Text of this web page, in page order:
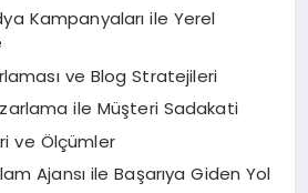
Kampanyaları ile Yerel
ve Blog Stratejileri
ile Müşteri Sadakati
ve Ölçümler
Ajansı ile Başarıya Giden Yol